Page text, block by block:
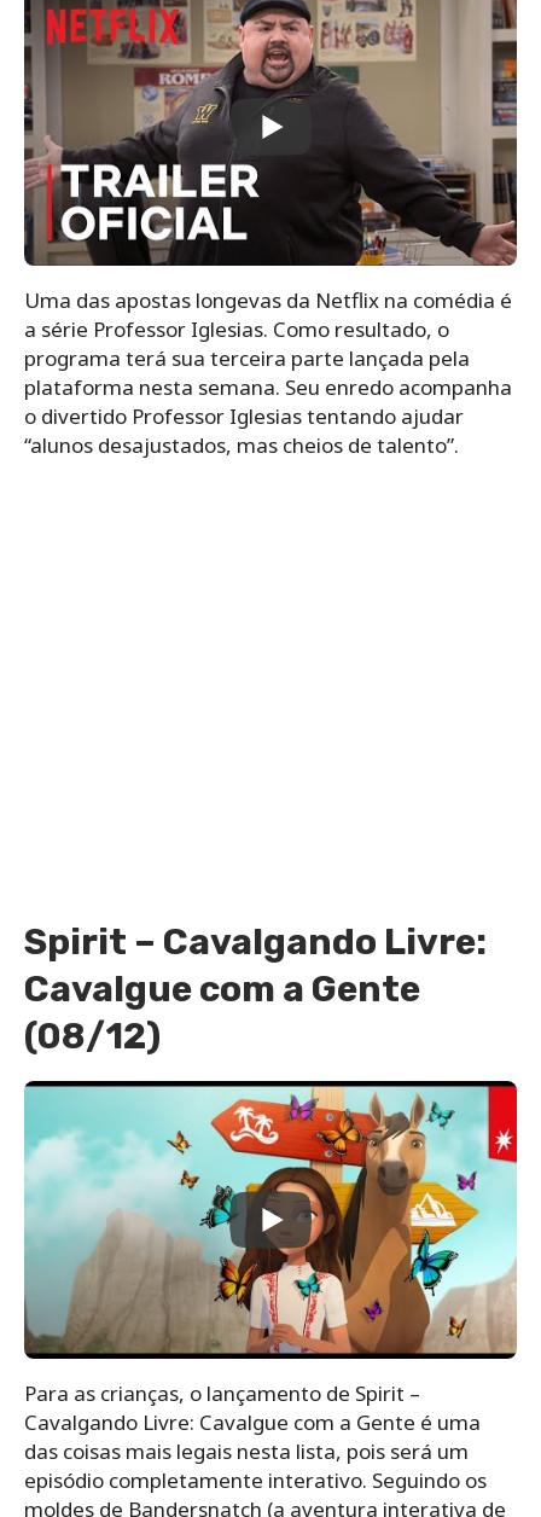
Uma das apostas longevas da Netflix na comédia é
a série Professor Iglesias. Como resultado, o
programa terá sua terceira parte lançada pela
plataforma nesta semana. Seu enredo acompanha
o divertido Professor Iglesias tentando ajudar
“alunos desajustados, mas cheios de talento”.
Spirit – Cavalgando Livre:
Cavalgue com a Gente
(08/12)
Para as crianças, o lançamento de Spirit –
Cavalgando Livre: Cavalgue com a Gente é uma
das coisas mais legais nesta lista, pois será um
episódio completamente interativo. Seguindo os
moldes de Bandersnatch (a aventura interativa de